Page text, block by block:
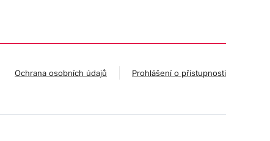
Ochrana osobních údajů Prohlášení o přístupnosti